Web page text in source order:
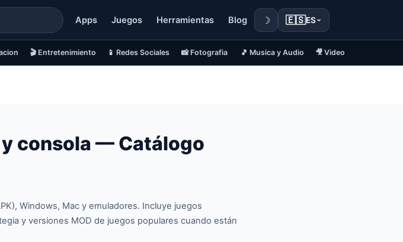
Apps Juegos Herramientas Blog ☽ 🇪🇸ES
🎬 Entretenimiento 📱 Redes Sociales 📸 Fotografia 🎵 Musica y Audio 🎥 Video
consola — Catálogo
Windows, Mac y emuladores. Incluye juegos
y versiones MOD de juegos populares cuando están